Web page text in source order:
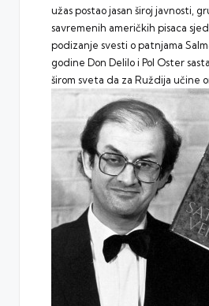
užas postao jasan široj javnosti,
savremenih američkih pisaca
podizanje svesti o patnjama
godine Don Delilo i Pol Oster
širom sveta da za Ruždija učine